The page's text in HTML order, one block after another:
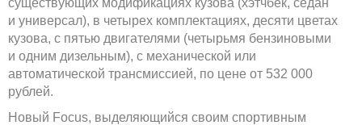
существующих модификациях кузова (хэтчбек, седан
и универсал), в четырех комплектациях, десяти цветах
кузова, с пятью двигателями (четырьмя бензиновыми
и одним дизельным), с механической или
автоматической трансмиссией, по цене от 532 000
рублей.
Новый Focus, выделяющийся своим спортивным